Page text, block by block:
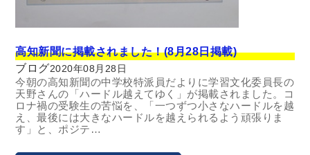
高知新聞に掲載されました！(8月28日掲載)
ブログ2020年08月28日
今朝の高知新聞の中学校特派員だよりに学習文化委員長の
天野さんの「ハードル越えてゆく」が掲載されました。コ
ロナ禍の受験生の苦悩を、「一つずつ小さなハードルを越
え、最後には大きなハードルを越えられるよう頑張りま
す」と、ポジテ…